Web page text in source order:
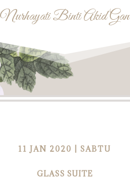
Nurhayati Binti Akid Gan
11 JAN 2020 | SABTU
GLASS SUITE